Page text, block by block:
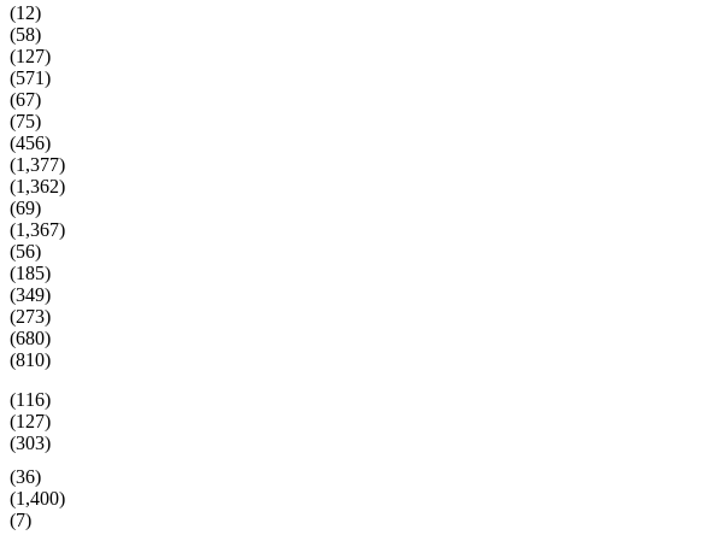
(12)
(58)
(127)
(571)
(67)
(75)
(456)
(1,377)
(1,362)
(69)
(1,367)
(56)
(185)
(349)
(273)
(680)
(810)
(116)
(127)
(303)
(36)
(1,400)
(7)